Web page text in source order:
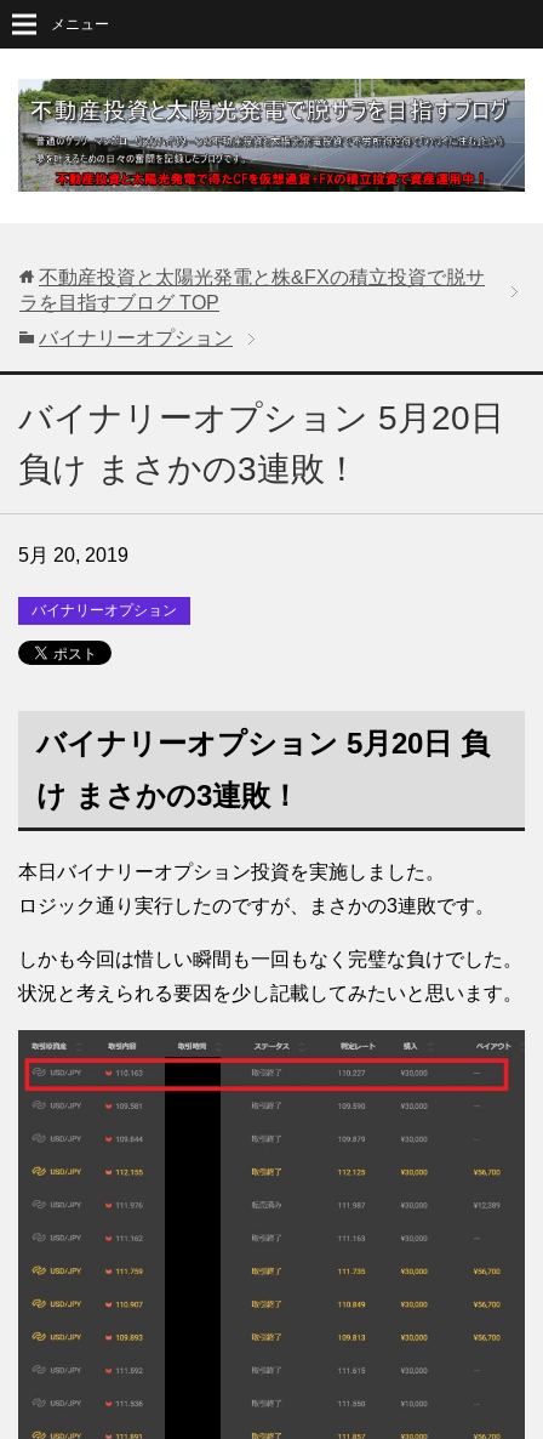
メニュー
不動産投資と太陽光発電と株&FXの積立投資で脱サ
ラを目指すブログ TOP
バイナリーオプション
バイナリーオプション 5月20日
負け まさかの3連敗！
5月 20, 2019
バイナリーオプション
バイナリーオプション 5月20日 負
け まさかの3連敗！
本日バイナリーオプション投資を実施しました。
ロジック通り実行したのですが、まさかの3連敗です。
しかも今回は惜しい瞬間も一回もなく完璧な負けでした。
状況と考えられる要因を少し記載してみたいと思います。